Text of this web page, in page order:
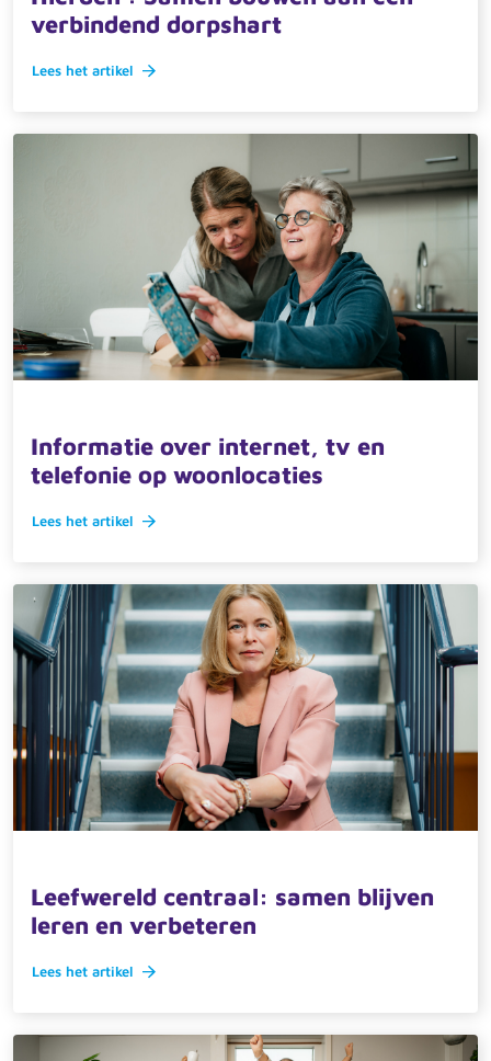
verbindend dorpshart
Lees het artikel
Informatie over internet, tv en
telefonie op woonlocaties
Lees het artikel
Leefwereld centraal: samen blijven
leren en verbeteren
Lees het artikel